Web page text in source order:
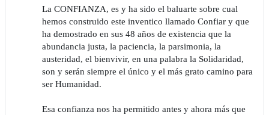
La CONFIANZA, es y ha sido el baluarte sobre cual
hemos construido este inventico llamado Confiar y que
ha demostrado en sus 48 años de existencia que la
abundancia justa, la paciencia, la parsimonia, la
austeridad, el bienvivir, en una palabra la Solidaridad,
son y serán siempre el único y el más grato camino para
ser Humanidad.
Esa confianza nos ha permitido antes y ahora más que